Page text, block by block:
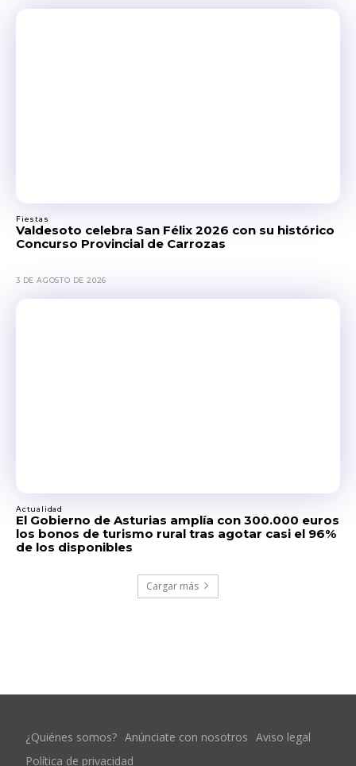
Fiestas
Valdesoto celebra San Félix 2026 con su histórico
Concurso Provincial de Carrozas
3 DE AGOSTO DE 2026
Actualidad
El Gobierno de Asturias amplía con 300.000 euros
los bonos de turismo rural tras agotar casi el 96%
de los disponibles
Cargar más
¿Quiénes somos? Anúnciate con nosotros Aviso legal
Política de privacidad